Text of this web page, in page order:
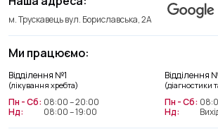
Ми працюємо:
Відділення №1
(лікування хребта)
Пн - Сб: 08:00 – 20:00
Нд:
08:00 – 19:00
Відділення
(діагностики
Пн - Сб:
Нд:
м. Трускавець вул. Бориславська, 2А
+38(066) 209 52
Відділення
здоров’я